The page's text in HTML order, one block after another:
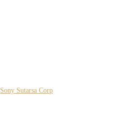
Sony Sutarsa Corp